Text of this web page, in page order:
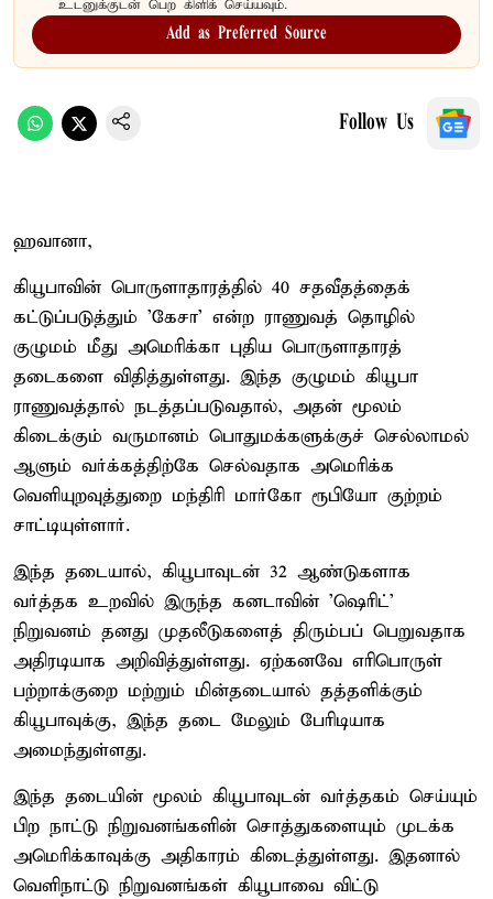
உடனுக்குடன் பெற கிளிக் செய்யவும்.
Add as Preferred Source
Follow Us
ஹவானா,
கியூபாவின் பொருளாதாரத்தில் 40 சதவீதத்தைக்
கட்டுப்படுத்தும் 'கேசா' என்ற ராணுவத் தொழில்
குழுமம் மீது அமெரிக்கா புதிய பொருளாதாரத்
தடைகளை விதித்துள்ளது. இந்த குழுமம் கியூபா
ராணுவத்தால் நடத்தப்படுவதால், அதன் மூலம்
கிடைக்கும் வருமானம் பொதுமக்களுக்குச் செல்லாமல்
ஆளும் வர்க்கத்திற்கே செல்வதாக அமெரிக்க
வெளியுறவுத்துறை மந்திரி மார்கோ ரூபியோ குற்றம்
சாட்டியுள்ளார்.
இந்த தடையால், கியூபாவுடன் 32 ஆண்டுகளாக
வர்த்தக உறவில் இருந்த கனடாவின் 'ஷெரிட்'
நிறுவனம் தனது முதலீடுகளைத் திரும்பப் பெறுவதாக
அதிரடியாக அறிவித்துள்ளது. ஏற்கனவே எரிபொருள்
பற்றாக்குறை மற்றும் மின்தடையால் தத்தளிக்கும்
கியூபாவுக்கு, இந்த தடை மேலும் பேரிடியாக
அமைந்துள்ளது.
இந்த தடையின் மூலம் கியூபாவுடன் வர்த்தகம் செய்யும்
பிற நாட்டு நிறுவனங்களின் சொத்துகளையும் முடக்க
அமெரிக்காவுக்கு அதிகாரம் கிடைத்துள்ளது. இதனால்
வெளிநாட்டு நிறுவனங்கள் கியூபாவை விட்டு